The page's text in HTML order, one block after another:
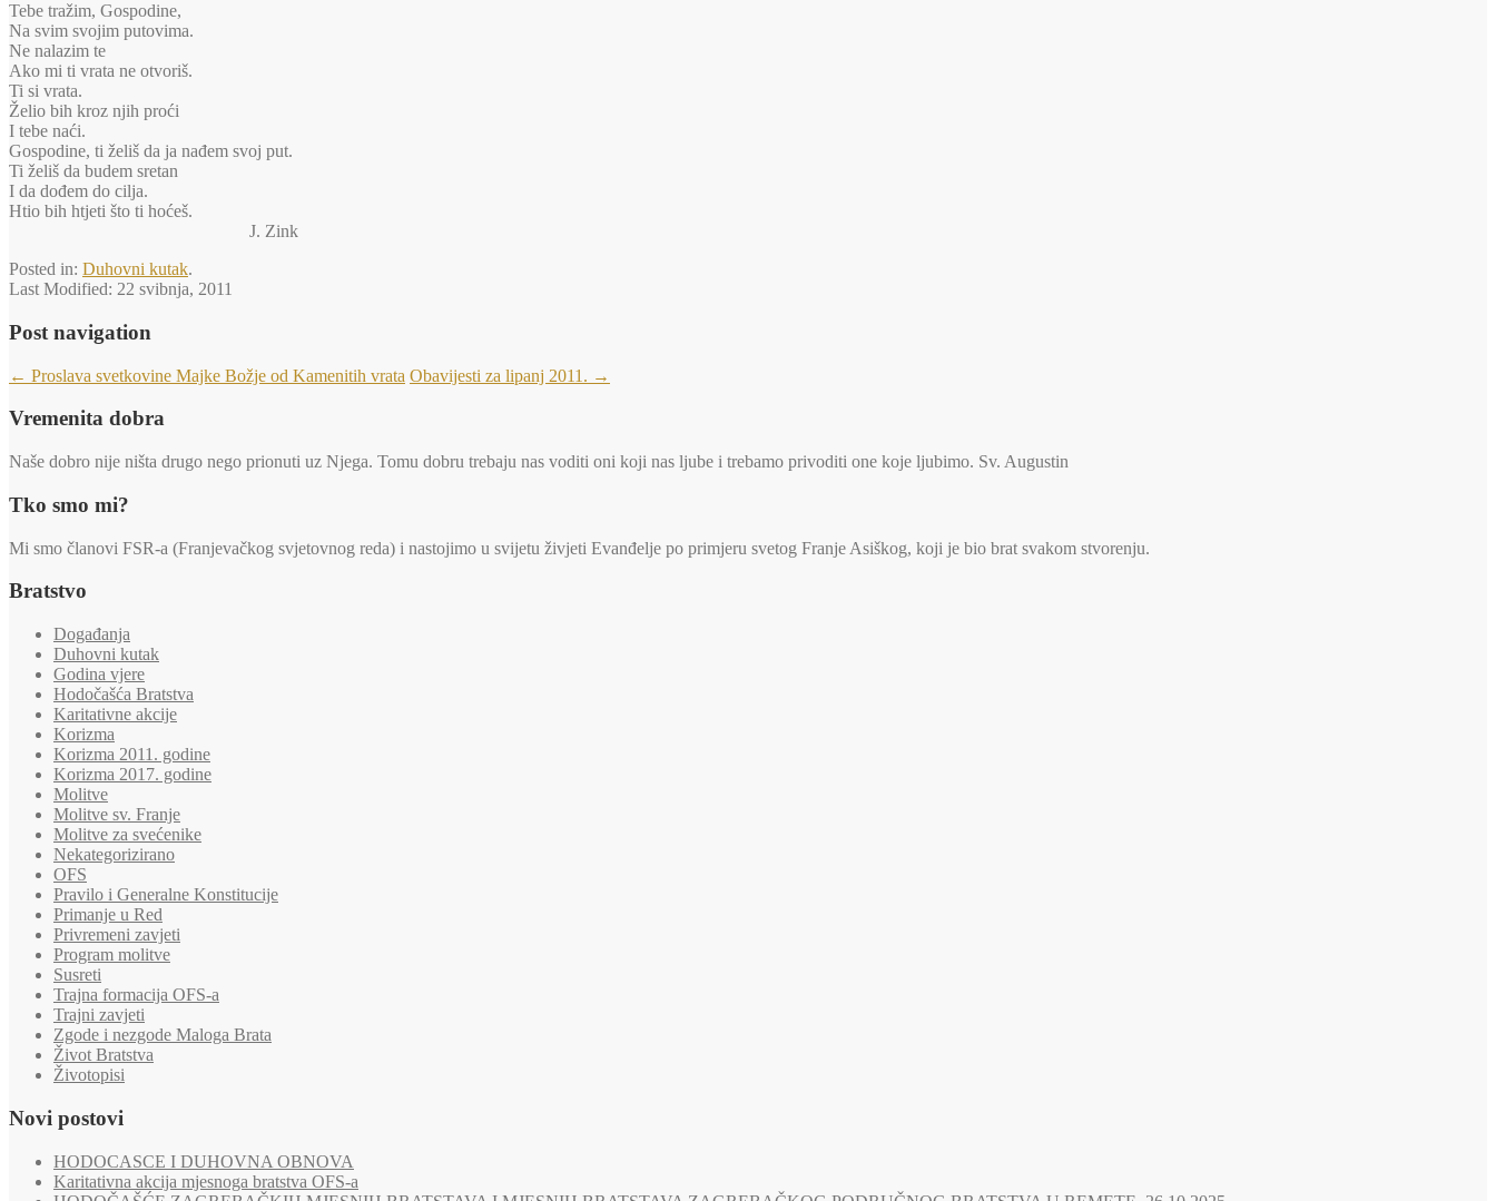
Tebe tražim, Gospodine,
Na svim svojim putovima.
Ne nalazim te
Ako mi ti vrata ne otvoriš.
Ti si vrata.
Želio bih kroz njih proći
I tebe naći.
Gospodine, ti želiš da ja nađem svoj put.
Ti želiš da budem sretan
I da dođem do cilja.
Htio bih htjeti što ti hoćeš.
J. Zink
Posted in: Duhovni kutak.
Last Modified: 22 svibnja, 2011
Post navigation
← Proslava svetkovine Majke Božje od Kamenitih vrata Obavijesti za lipanj 2011. →
Vremenita dobra
Naše dobro nije ništa drugo nego prionuti uz Njega. Tomu dobru trebaju nas voditi oni koji nas ljube i trebamo privoditi one koje ljubimo. Sv. Augustin
Tko smo mi?
Mi smo članovi FSR-a (Franjevačkog svjetovnog reda) i nastojimo u svijetu živjeti Evanđelje po primjeru svetog Franje Asiškog, koji je bio brat svakom stvorenju.
Bratstvo
Događanja
Duhovni kutak
Godina vjere
Hodočašća Bratstva
Karitativne akcije
Korizma
Korizma 2011. godine
Korizma 2017. godine
Molitve
Molitve sv. Franje
Molitve za svećenike
Nekategorizirano
OFS
Pravilo i Generalne Konstitucije
Primanje u Red
Privremeni zavjeti
Program molitve
Susreti
Trajna formacija OFS-a
Trajni zavjeti
Zgode i nezgode Maloga Brata
Život Bratstva
Životopisi
Novi postovi
HODOCASCE I DUHOVNA OBNOVA
Karitativna akcija mjesnoga bratstva OFS-a